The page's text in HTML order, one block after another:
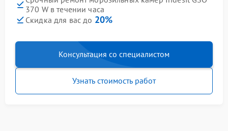
370 W в течении часа
Скидка для вас до 20%
Консультация со специалистом
Узнать стоимость работ